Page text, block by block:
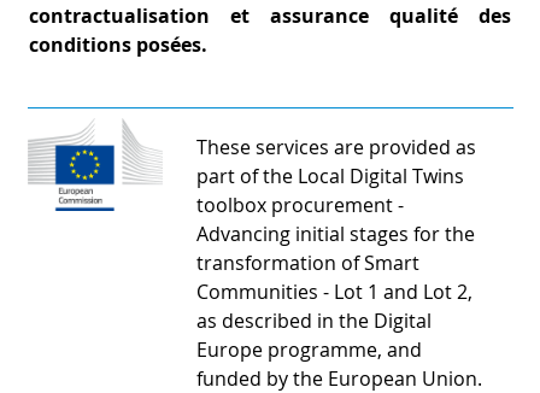
contractualisation et assurance qualité des
conditions posées.
These services are provided as
part of the Local Digital Twins
toolbox procurement -
Advancing initial stages for the
transformation of Smart
Communities - Lot 1 and Lot 2,
as described in the Digital
Europe programme, and
funded by the European Union.